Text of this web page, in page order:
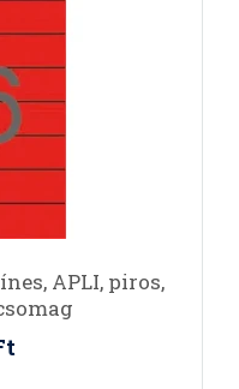
APLI, piros,